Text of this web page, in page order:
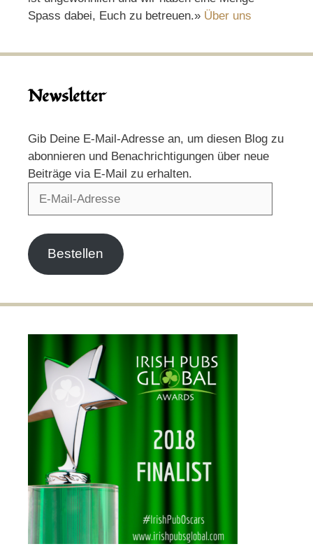
Spass dabei, Euch zu betreuen.» Über uns
Newsletter
Gib Deine E-Mail-Adresse an, um diesen Blog zu
abonnieren und Benachrichtigungen über neue
Beiträge via E-Mail zu erhalten.
Bestellen